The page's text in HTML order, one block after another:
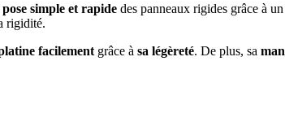
pose simple et rapide des panneaux rigides grâce à un
rigidité.
facilement grâce à sa légèreté. De plus, sa